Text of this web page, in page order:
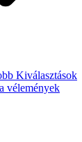
Kiválasztások
vélemények